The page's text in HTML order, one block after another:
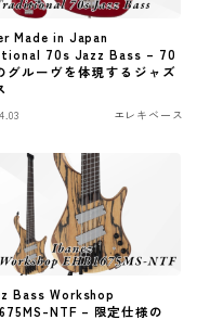
Made in Japan
70s Jazz Bass – 70
グルーヴを体現するジャズ
エレキベース
Bass Workshop
NTF – 限定仕様の